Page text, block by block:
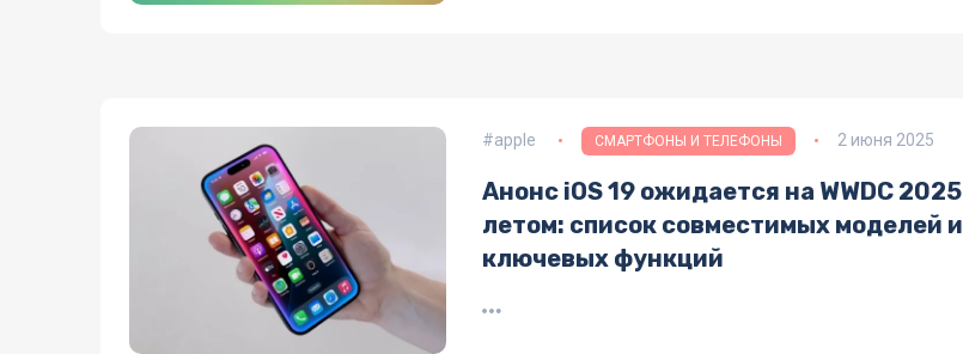
apple СМАРТФОНЫ И ТЕЛЕФОНЫ 2 июня 2025
Анонс iOS 19 ожидается на WWDC 2025
летом: список совместимых моделей и
ключевых функций